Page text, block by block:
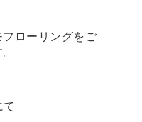
ローリングをご